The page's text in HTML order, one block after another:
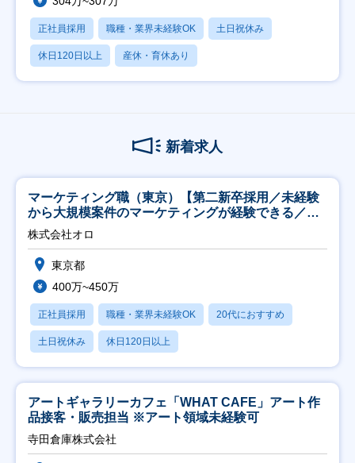
正社員採用 職種・業界未経験OK 土日祝休み
休日120日以上 産休・育休あり
新着求人
マーケティング職（東京）【第二新卒採用／未経験
から大規模案件のマーケティングが経験できる／研
修充実】
株式会社オロ
東京都
400万~450万
正社員採用 職種・業界未経験OK 20代におすすめ
土日祝休み 休日120日以上
アートギャラリーカフェ「WHAT CAFE」アート作
品接客・販売担当 ※アート領域未経験可
寺田倉庫株式会社